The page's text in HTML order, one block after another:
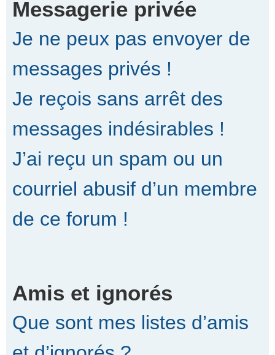
Messagerie privée
Je ne peux pas envoyer de
messages privés !
Je reçois sans arrêt des
messages indésirables !
J’ai reçu un spam ou un
courriel abusif d’un membre
de ce forum !
Amis et ignorés
Que sont mes listes d’amis